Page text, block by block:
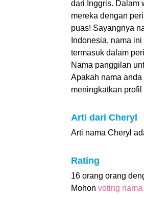
dari Inggris. Dalam
mereka dengan
puas! Sayangnya
Indonesia, nama
termasuk dalam
Nama panggilan
Apakah nama
meningkatkan profil
Arti dari Cheryl
Arti nama Cheryl
Rating
16 orang orang
Mohon voting